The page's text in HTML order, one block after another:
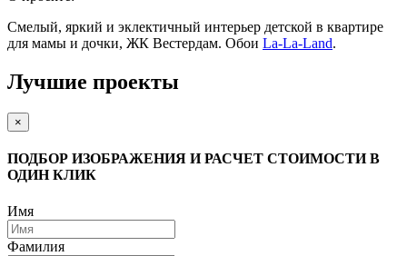
Смелый, яркий и эклектичный интерьер детской в квартире
для мамы и дочки, ЖК Вестердам. Обои La-La-Land.
Лучшие проекты
×
ПОДБОР ИЗОБРАЖЕНИЯ И РАСЧЕТ СТОИМОСТИ В
ОДИН КЛИК
Имя
Фамилия